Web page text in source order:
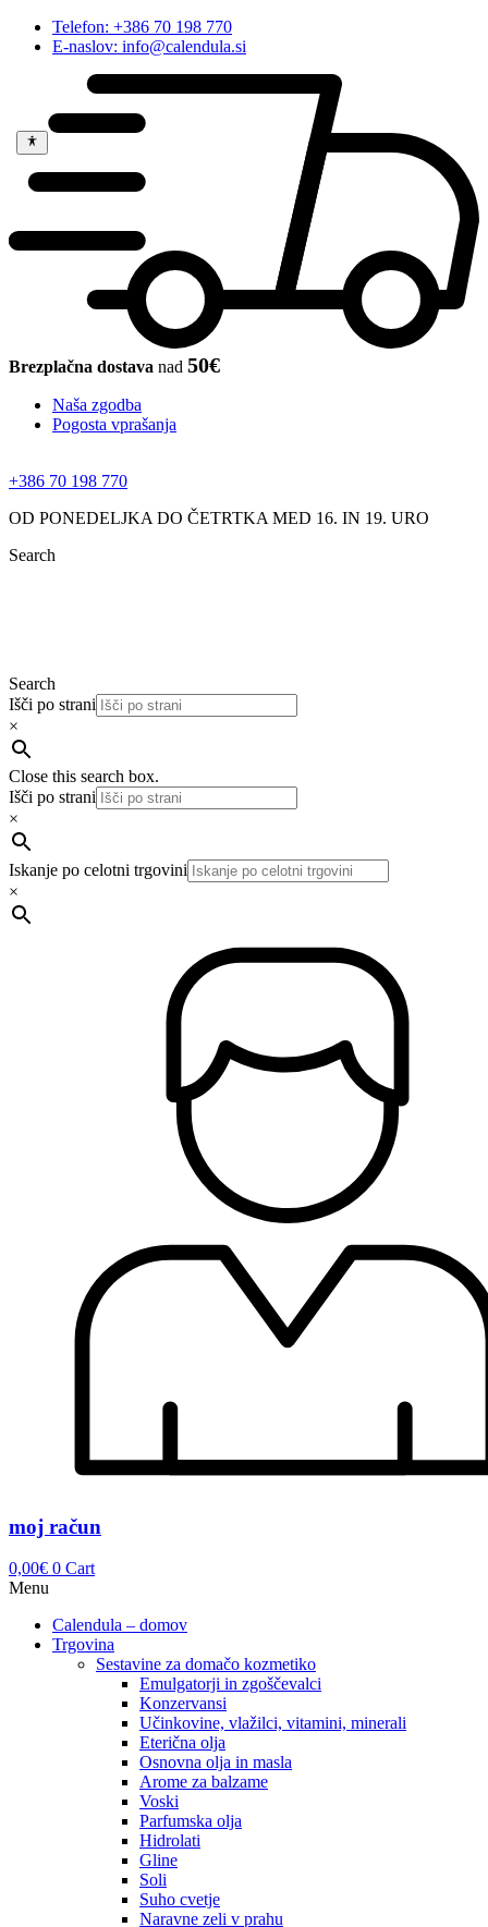
Telefon: +386 70 198 770
E-naslov: info@calendula.si
Brezplačna dostava nad 50€
Naša zgodba
Pogosta vprašanja
+386 70 198 770
OD PONEDELJKA DO ČETRTKA MED 16. IN 19. URO
Search
Search
Išči po strani
×
Close this search box.
Išči po strani
×
Iskanje po celotni trgovini
×
moj račun
0,00€ 0 Cart
Menu
Calendula – domov
Trgovina
Sestavine za domačo kozmetiko
Emulgatorji in zgoščevalci
Konzervansi
Učinkovine, vlažilci, vitamini, minerali
Eterična olja
Osnovna olja in masla
Arome za balzame
Voski
Parfumska olja
Hidrolati
Gline
Soli
Suho cvetje
Naravne zeli v prahu